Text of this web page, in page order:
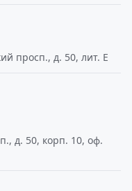
просп., д. 50, лит. Е
д. 50, корп. 10, оф.